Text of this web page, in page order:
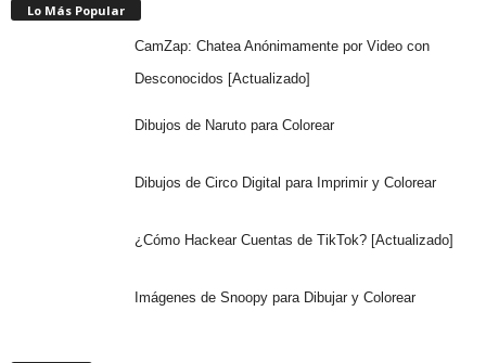
Lo Más Popular
CamZap: Chatea Anónimamente por Video con
Desconocidos [Actualizado]
Dibujos de Naruto para Colorear
Dibujos de Circo Digital para Imprimir y Colorear
¿Cómo Hackear Cuentas de TikTok? [Actualizado]
Imágenes de Snoopy para Dibujar y Colorear